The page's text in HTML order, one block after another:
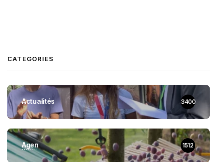
CATEGORIES
Actualités 3400
Agen 1512